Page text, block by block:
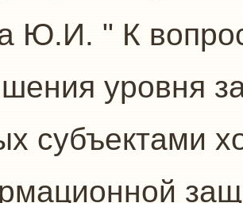
Ю.И. " К
уровня
субъектами